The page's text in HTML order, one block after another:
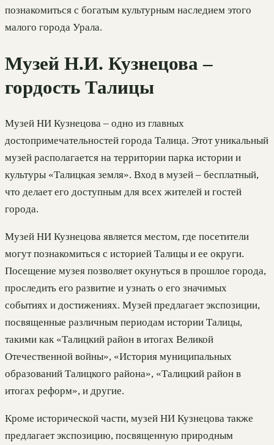
познакомиться с богатым культурным наследием этого
малого города Урала.
Музей Н.И. Кузнецова –
гордость Талицы
Музей НИ Кузнецова – одно из главных
достопримечательностей города Талица. Этот уникальный
музей располагается на территории парка истории и
культуры «Талицкая земля». Вход в музей – бесплатный,
что делает его доступным для всех жителей и гостей
города.
Музей НИ Кузнецова является местом, где посетители
могут познакомиться с историей Талицы и ее округи.
Посещение музея позволяет окунуться в прошлое города,
проследить его развитие и узнать о его значимых
событиях и достижениях. Музей предлагает экспозиции,
посвященные различным периодам истории Талицы,
такими как «Талицкий район в итогах Великой
Отечественной войны», «История муниципальных
образований Талицкого района», «Талицкий район в
итогах реформ», и другие.
Кроме исторической части, музей НИ Кузнецова также
предлагает экспозицию, посвященную природным